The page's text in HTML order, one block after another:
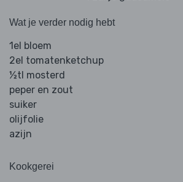
Wat je verder nodig hebt
1el bloem
2el tomatenketchup
½tl mosterd
peper en zout
suiker
olijfolie
azijn
Kookgerei